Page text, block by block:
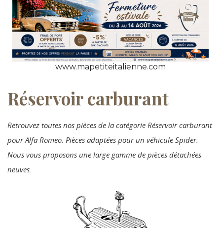
www.mapetiteitalienne.com
Réservoir carburant
Retrouvez toutes nos pièces de la catégorie Réservoir carburant
pour Alfa Romeo. Pièces adaptées pour un véhicule Spider.
Nous vous proposons une large gamme de pièces détachées
neuves.